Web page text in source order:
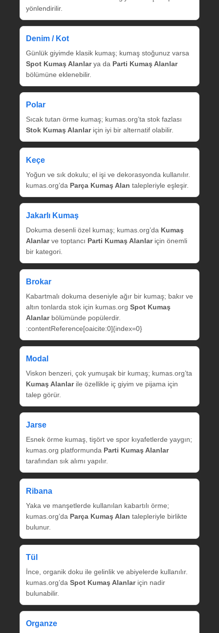
yönlendirilir.
Denim / Kot
Günlük giyimde klasik kumaş; kumaş stoğunuz varsa
Spot Kumaş Alanlarya da Parti Kumaş Alanlar
bölümüne eklenebilir.
Polar
Sıcak tutan örme kumaş; kumas.org’ta stok fazlası
Stok Kumaş Alanlariçin iyi bir alternatif olabilir.
Keçe
Yoğun ve sık dokulu; el işi ve dekorasyonda kullanılır.
kumas.org’da Parça Kumaş Alan talepleriyle eşleşir.
Jakarlı Kumaş
Dokuma desenli özel kumaş; kumas.org’da Kumaş
Alanlarve toptancı Parti Kumaş Alanlariçin önemli
bir kategori.
Brokar
Kabartmalı dokuma deseniyle ağır bir kumaş; bakır ve
altın tonlarda stok için kumas.org Spot Kumaş
Alanlarbölümünde popülerdir.
:contentReference[oaicite:0]{index=0}
Modal
Viskon benzeri, çok yumuşak bir kumaş; kumas.org’ta
Kumaş Alanlarile özellikle iç giyim ve pijama için
talep görür.
Jarse
Esnek örme kumaş, tişört ve spor kıyafetlerde yaygın;
kumas.org platformunda Parti Kumaş Alanlar
tarafından sık alımı yapılır.
Ribana
Yaka ve manşetlerde kullanılan kabartılı örme;
kumas.org’da Parça Kumaş Alan talepleriyle birlikte
bulunur.
Tül
İnce, organik doku ile gelinlik ve abiyelerde kullanılır.
kumas.org’da Spot Kumaş Alanlariçin nadir
bulunabilir.
Organze